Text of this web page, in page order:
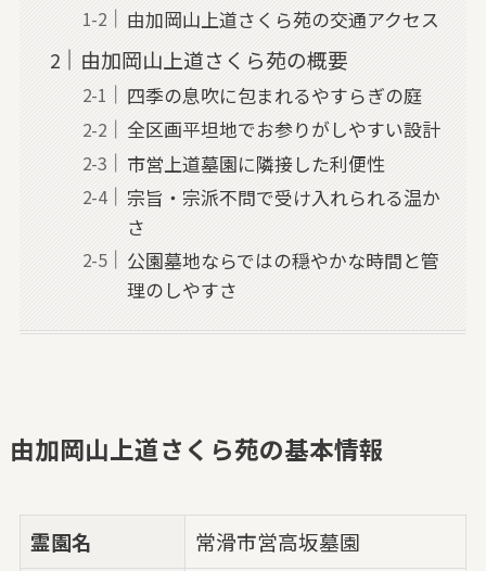
由加岡山上道さくら苑の交通アクセス
由加岡山上道さくら苑の概要
四季の息吹に包まれるやすらぎの庭
全区画平坦地でお参りがしやすい設計
市営上道墓園に隣接した利便性
宗旨・宗派不問で受け入れられる温か
さ
公園墓地ならではの穏やかな時間と管
理のしやすさ
由加岡山上道さくら苑の基本情報
霊園名
常滑市営高坂墓園